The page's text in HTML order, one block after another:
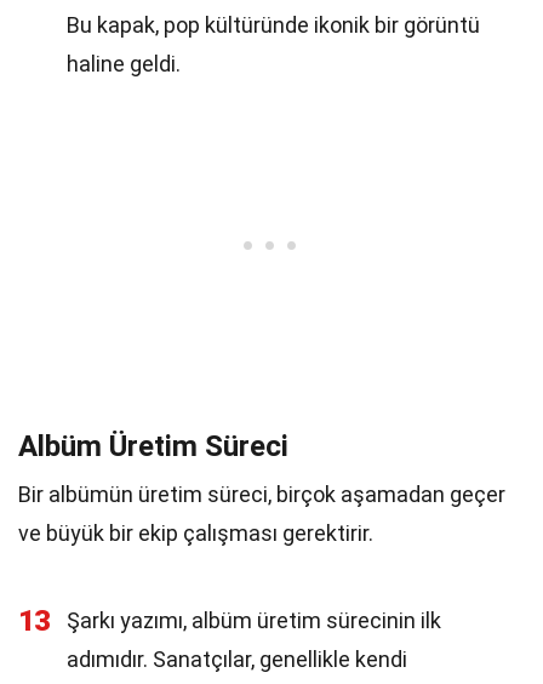
Bu kapak, pop kültüründe ikonik bir görüntü
haline geldi.
Albüm Üretim Süreci
Bir albümün üretim süreci, birçok aşamadan geçer
ve büyük bir ekip çalışması gerektirir.
13
Şarkı yazımı, albüm üretim sürecinin ilk
adımıdır. Sanatçılar, genellikle kendi